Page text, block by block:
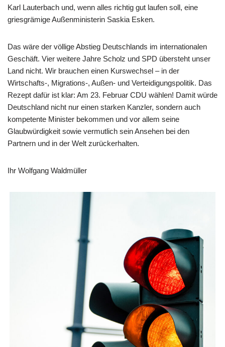
Karl Lauterbach und, wenn alles richtig gut laufen soll, eine
griesgrämige Außenministerin Saskia Esken.
Das wäre der völlige Abstieg Deutschlands im internationalen
Geschäft. Vier weitere Jahre Scholz und SPD übersteht unser
Land nicht. Wir brauchen einen Kurswechsel – in der
Wirtschafts-, Migrations-, Außen- und Verteidigungspolitik. Das
Rezept dafür ist klar: Am 23. Februar CDU wählen! Damit würde
Deutschland nicht nur einen starken Kanzler, sondern auch
kompetente Minister bekommen und vor allem seine
Glaubwürdigkeit sowie vermutlich sein Ansehen bei den
Partnern und in der Welt zurückerhalten.
Ihr Wolfgang Waldmüller